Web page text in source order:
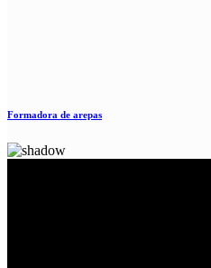
Formadora de arepas